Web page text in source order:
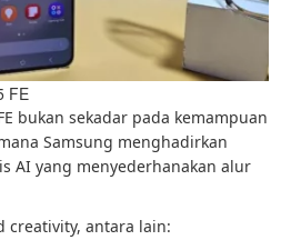
FE
bukan sekadar pada kemampuan
Samsung menghadirkan
AI yang menyederhanakan alur
creativity, antara lain: